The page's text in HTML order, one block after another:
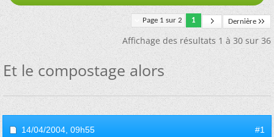
Page 1 sur 2 1 Dernière
Affichage des résultats 1 à 30 sur 36
Et le compostage alors
14/04/2004, 09h55 #1